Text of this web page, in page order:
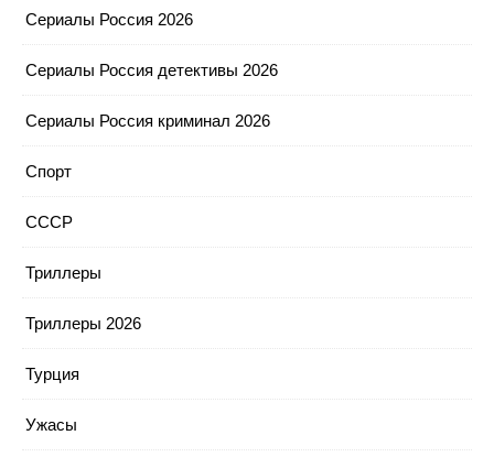
Сериалы Россия 2026
Сериалы Россия детективы 2026
Сериалы Россия криминал 2026
Спорт
СССР
Триллеры
Триллеры 2026
Турция
Ужасы